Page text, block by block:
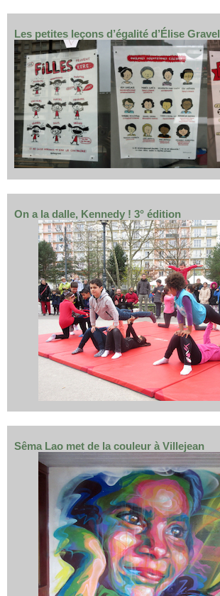
Les petites leçons d’égalité d’Élise Gravel
On a la dalle, Kennedy ! 3° édition
Sêma Lao met de la couleur à Villejean